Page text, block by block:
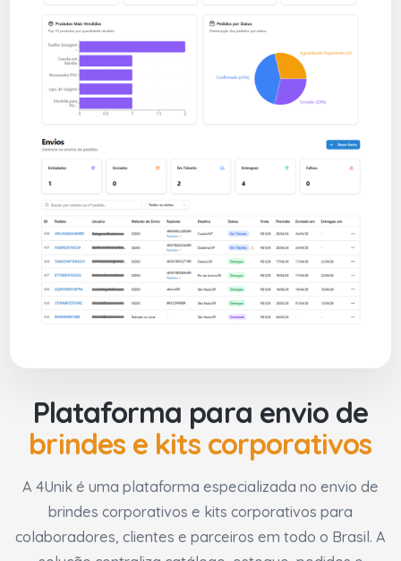
Plataforma para envio de
brindes e kits corporativos
A 4Unik é uma plataforma especializada no envio de
brindes corporativos e kits corporativos para
colaboradores, clientes e parceiros em todo o Brasil. A